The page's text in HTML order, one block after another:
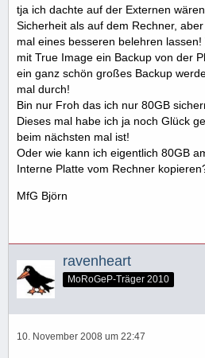
tja ich dachte auf der Externen
Sicherheit als auf dem Rechner,
mal eines besseren belehren
mit True Image ein Backup von der
ein ganz schön großes Backup
mal durch!
Bin nur Froh das ich nur 80GB
Dieses mal habe ich ja noch Glück
beim nächsten mal ist!
Oder wie kann ich eigentlich 80GB
Interne Platte vom Rechner
MfG Björn
ravenheart
MoRoGeP-Träger 2010
10. November 2008 um 22:47